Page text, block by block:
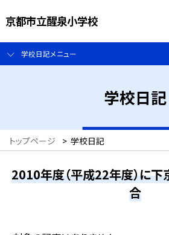
京都市立醒泉小学校
学校日記メニュー
学校日記
トップページ > 学校日記
2010年度（平成22年度）に
合